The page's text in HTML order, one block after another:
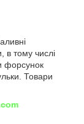
в тому числі
форсунок
Товари